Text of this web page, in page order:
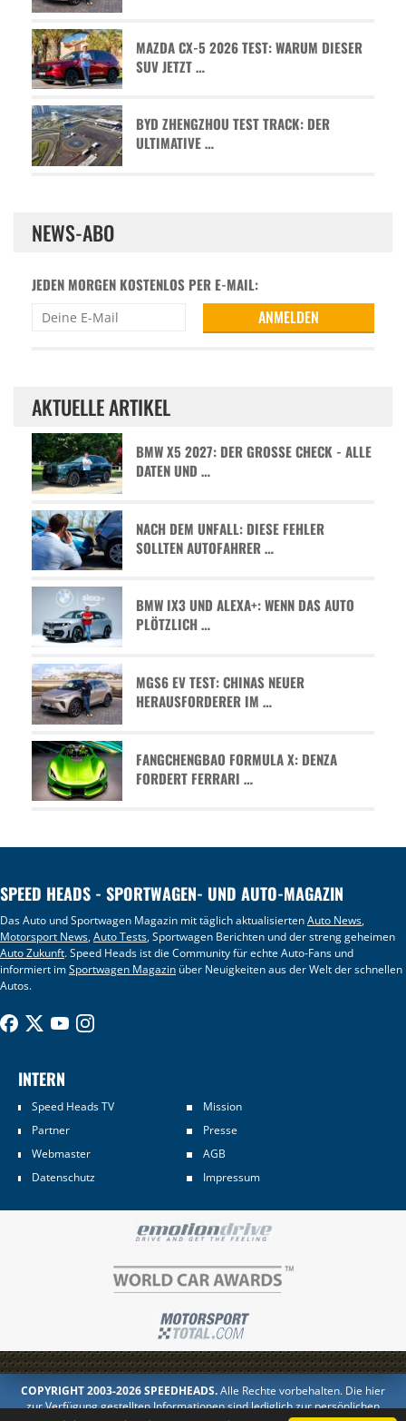
MAZDA CX-5 2026 TEST: WARUM DIESER
SUV JETZT …
BYD ZHENGZHOU TEST TRACK: DER
ULTIMATIVE …
NEWS-ABO
JEDEN MORGEN KOSTENLOS PER E-MAIL:
AKTUELLE ARTIKEL
BMW X5 2027: DER GROSSE CHECK - ALLE D
ATEN UND …
NACH DEM UNFALL: DIESE FEHLER
SOLLTEN AUTOFAHRER …
BMW IX3 UND ALEXA+: WENN DAS AUTO
PLÖTZLICH …
MGS6 EV TEST: CHINAS NEUER
HERAUSFORDERER IM …
FANGCHENGBAO FORMULA X: DENZA
FORDERT FERRARI …
SPEED HEADS - SPORTWAGEN- UND AUTO-MAGAZIN
Das Auto und Sportwagen Magazin mit täglich aktualisiertenAuto News,
Motorsport News,Auto Tests, Sportwagen Berichten und der streng geheimen
Auto Zukunft. Speed Heads ist die Community für echte Auto-Fans und
informiert imSportwagen Magazin über Neuigkeiten aus der Welt der schnellen
Autos.
INTERN
Speed Heads TV
Mission
Partner
Presse
Webmaster
AGB
Datenschutz
Impressum
COPYRIGHT 2003-2026 SPEEDHEADS.Alle Rechte vorbehalten. Die hier
zur Verfügung gestellten Informationen sind lediglich zur persönlichen